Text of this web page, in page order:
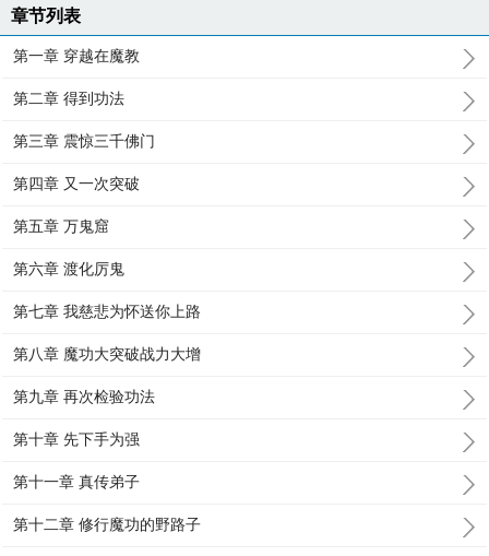
章节列表
第一章 穿越在魔教
第二章 得到功法
第三章 震惊三千佛门
第四章 又一次突破
第五章 万鬼窟
第六章 渡化厉鬼
第七章 我慈悲为怀送你上路
第八章 魔功大突破战力大增
第九章 再次检验功法
第十章 先下手为强
第十一章 真传弟子
第十二章 修行魔功的野路子